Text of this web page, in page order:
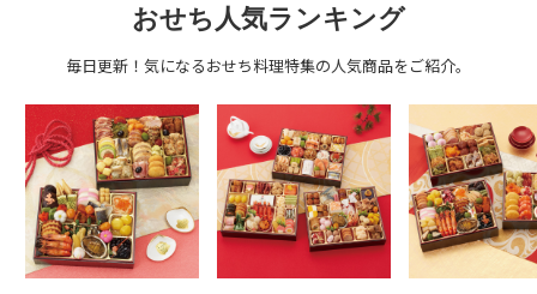
おせち人気ランキング
毎日更新！気になるおせち料理特集の人気商品をご紹介。